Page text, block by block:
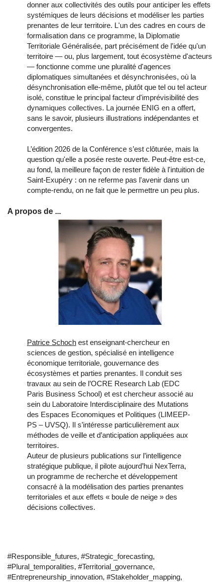
donner aux collectivités des outils pour anticiper les effets
systémiques de leurs décisions et modéliser les parties
prenantes de leur territoire. L'un des cadres en cours de
formalisation dans ce programme, la Diplomatie
Territoriale Généralisée, part précisément de l'idée qu'un
territoire — ou, plus largement, tout écosystème d'acteurs
— fonctionne comme une pluralité d'agences
diplomatiques simultanées et désynchronisées, où la
désynchronisation elle-même, plutôt que tel ou tel acteur
isolé, constitue le principal facteur d'imprévisibilité des
dynamiques collectives. La journée ENIG en a offert,
sans le savoir, plusieurs illustrations indépendantes et
convergentes.
L’édition 2026 de la Conférence s’est clôturée, mais la
question qu'elle a posée reste ouverte. Peut-être est-ce,
au fond, la meilleure façon de rester fidèle à l'intuition de
Saint-Exupéry : on ne referme pas l'avenir dans un
compte-rendu, on ne fait que le permettre un peu plus.
A propos de ...
Patrice Schoch est enseignant-chercheur en
sciences de gestion, spécialisé en intelligence
économique territoriale, gouvernance des
écosystèmes et parties prenantes. Il conduit ses
travaux au sein de l’OCRE Research Lab (EDC
Paris Business School) et est chercheur associé au
sein du Laboratoire Interdisciplinaire des Mutations
des Espaces Economiques et Politiques (LIMEEP-
PS – UVSQ). Il s’intéresse particulièrement aux
méthodes de veille et d’anticipation appliquées aux
territoires.
Auteur de plusieurs publications sur l’intelligence
stratégique publique, il pilote aujourd’hui NexTerra,
un programme de recherche et développement
consacré à la modélisation des parties prenantes
territoriales et aux effets « boule de neige » des
décisions collectives.
#Responsible_futures, #Strategic_forecasting,
#Plural_temporalities, #Territorial_governance,
#Entrepreneurship_innovation, #Stakeholder_mapping,